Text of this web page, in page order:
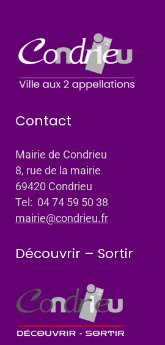
Contact
Mairie de Condrieu
8, rue de la mairie
69420 Condrieu
Tel: 04 74 59 50 38
mairie@condrieu.fr
Découvrir – Sortir